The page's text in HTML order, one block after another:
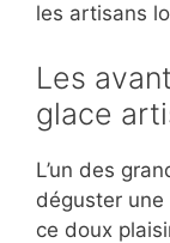
les artisans
Les
glace
L’un des
déguster une
ce doux